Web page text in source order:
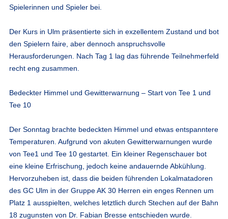
Spielerinnen und Spieler bei.
Der Kurs in Ulm präsentierte sich in exzellentem Zustand und bot
den Spielern faire, aber dennoch anspruchsvolle
Herausforderungen. Nach Tag 1 lag das führende Teilnehmerfeld
recht eng zusammen.
Bedeckter Himmel und Gewitterwarnung – Start von Tee 1 und
Tee 10
Der Sonntag brachte bedeckten Himmel und etwas entspanntere
Temperaturen. Aufgrund von akuten Gewitterwarnungen wurde
von Tee1 und Tee 10 gestartet. Ein kleiner Regenschauer bot
eine kleine Erfrischung, jedoch keine andauernde Abkühlung.
Hervorzuheben ist, dass die beiden führenden Lokalmatadoren
des GC Ulm in der Gruppe AK 30 Herren ein enges Rennen um
Platz 1 ausspielten, welches letztlich durch Stechen auf der Bahn
18 zugunsten von Dr. Fabian Bresse entschieden wurde.